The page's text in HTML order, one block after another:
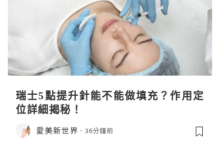
瑞士5點提升針能不能做填充？作用定
位詳細揭秘！
愛美新世界 36分鐘前